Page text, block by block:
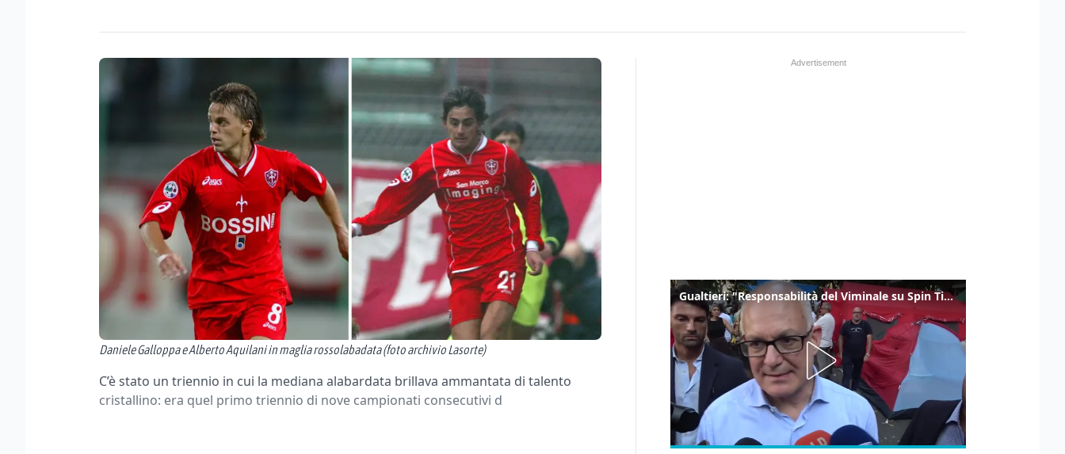
Daniele Galloppa e Alberto Aquilani in maglia rossolabadata (foto archivio Lasorte)
C’è stato un triennio in cui la mediana alabardata brillava ammantata di talento
cristallino: era quel primo triennio di nove campionati consecutivi d
Gualtieri: "Responsabilità del Viminale su Spin Time? La posizione dei partiti è nota"